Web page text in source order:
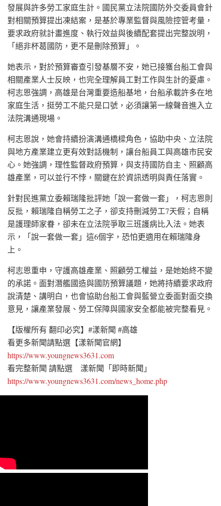
發展與許多勞工家庭生計。國民黨立法院國防外交委員會針
對相關預算提出凍結案，是基於專業監督與風險控管考量，
要求政府就計畫進度、執行效益與後續配套提出完整說明，
「絕非杯葛國防，更不是刪除預算」。
她表示，對於預算審查引發基層不安，她已接獲台船工會與
相關產業人士反映，也完全理解員工對工作與生計的憂慮。
柯志恩強調，高雄是台灣重要造船基地，台船承載許多在地
家庭生活，挺勞工不能只是口號，必須讓第一線聲音進入立
法院溝通現場。
柯志恩說，她會持續扮演溝通橋樑角色，協助中央、立法院
與地方產業建立更有效對話機制，讓台船員工與高雄市民安
心。她強調，理性監督政府預算，與支持國防自主、照顧高
雄產業，可以並行不悖，關鍵在於資訊透明與責任落實。
針對民進黨立委賴瑞隆批評她「說一套做一套」，柯志恩則
反批，賴瑞隆自稱勞工之子，卻支持刪減勞工7天假；自稱
是護理師家眷，卻未在立法院爭取三班護病比入法。她表
示，「說一套做一套」這6個字，恐怕更適用在賴瑞隆身
上。
柯志恩重申，守護高雄產業、照顧勞工權益，是她始終不變
的承諾。面對潛艦國造與國防預算議題，她將持續要求政府
說清楚、講明白，也會協助台船工會與藍營立委面對面交換
意見，讓產業發展、勞工保障與國家安全都能被完整看見。
【版權所有 翻印必究】#漾新聞 #高雄
看更多新聞請點選【漾新聞官網】
https://www.youngnews3631.com
看完整新聞 請點選 漾新聞「即時新聞」
https://www.youngnews3631.com/news_home.php